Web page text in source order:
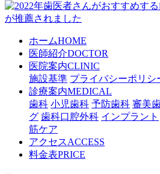
ホームHOME
医師紹介DOCTOR
医院案内CLINIC
施設基準 プライバシーポリシ
診療案内MEDICAL
歯科 小児歯科 予防歯科 審美
グ 歯科口腔外科 インプラント
筋ケア
アクセスACCESS
料金表PRICE